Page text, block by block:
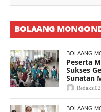
BOLAANG
BOLAANG
Peserta
Sukses
Sunatan
Redaksi02
BOLAANG